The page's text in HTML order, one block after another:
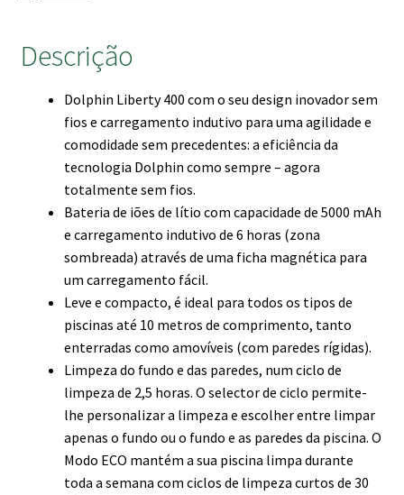
Descrição
Dolphin Liberty 400 com o seu design inovador sem
fios e carregamento indutivo para uma agilidade e
comodidade sem precedentes: a eficiência da
tecnologia Dolphin como sempre – agora
totalmente sem fios.
Bateria de iões de lítio com capacidade de 5000 mAh
e carregamento indutivo de 6 horas (zona
sombreada) através de uma ficha magnética para
um carregamento fácil.
Leve e compacto, é ideal para todos os tipos de
piscinas até 10 metros de comprimento, tanto
enterradas como amovíveis (com paredes rígidas).
Limpeza do fundo e das paredes, num ciclo de
limpeza de 2,5 horas. O selector de ciclo permite-
lhe personalizar a limpeza e escolher entre limpar
apenas o fundo ou o fundo e as paredes da piscina. O
Modo ECO mantém a sua piscina limpa durante
toda a semana com ciclos de limpeza curtos de 30